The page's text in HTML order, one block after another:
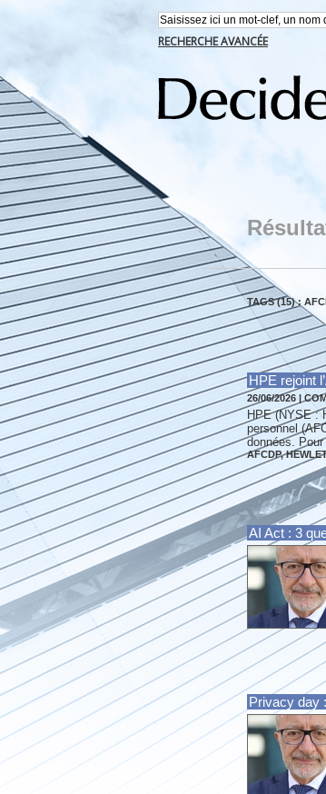
RECHERCHE AVANCÉE
TAGS (15) :
HPE rejoint
26/06/2026 |
HPE (NYSE :
personnel
données.
AFCDP,
AI Act : 3
Privacy day